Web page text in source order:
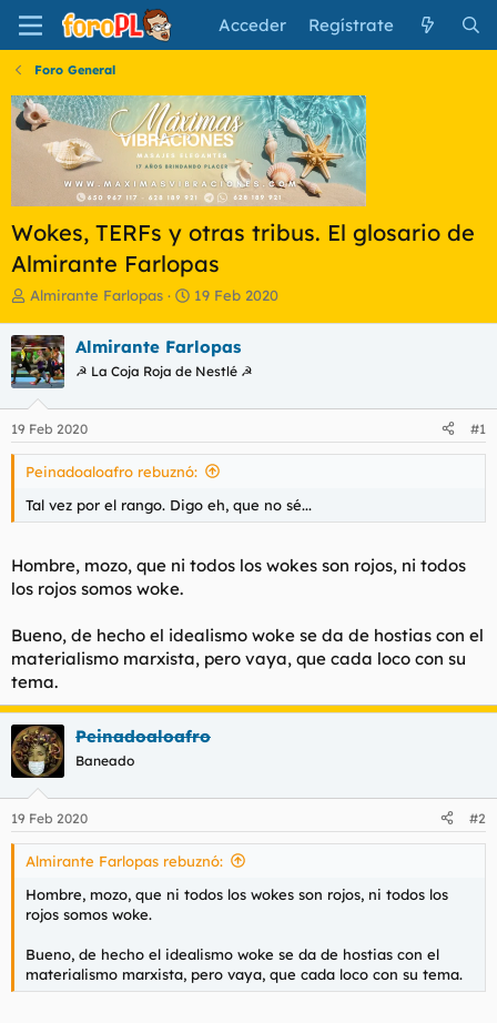
Acceder Regístrate
Foro General
Wokes, TERFs y otras tribus. El glosario de
Almirante Farlopas
I
i
c
i
a
d
o
r
d
l
m
a
Almirante Farlopas
F
h
a
e
n
i
i
19 Feb 2020
Almirante Farlopas
☭ La Coja Roja de Nestlé ☭
19 Feb 2020 #1
Peinadoaloafro rebuznó:
Tal vez por el rango. Digo eh, que no sé...
Hombre, mozo, que ni todos los wokes son rojos, ni todos
los rojos somos woke.
Bueno, de hecho el idealismo woke se da de hostias con el
materialismo marxista, pero vaya, que cada loco con su
tema.
Peinadoaloafro
Baneado
19 Feb 2020 #2
Almirante Farlopas rebuznó:
Hombre, mozo, que ni todos los wokes son rojos, ni todos los
rojos somos woke.
Bueno, de hecho el idealismo woke se da de hostias con el
materialismo marxista, pero vaya, que cada loco con su tema.